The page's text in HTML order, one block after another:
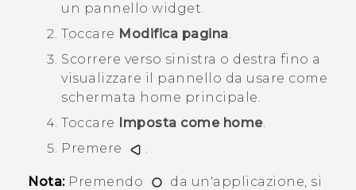
un pannello widget.
Toccare Modifica pagina.
Scorrere verso sinistra o destra fino a
visualizzare il pannello da usare come
schermata home principale.
Toccare
Imposta come home.
Premere
.
Nota:Premendo
da un'applicazione, si